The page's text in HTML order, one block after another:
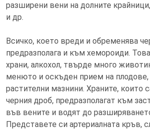
разширени вени на долните
и др.
Всичко, което вреди и обременява
предразполага и към хемороиди.
храни, алкохол, твърде много
менюто и оскъден прием на плодове,
растителни мазнини. Храните, които
черния дроб, предразполагат към
във вените и водят до
Представете си артериалната кръв,